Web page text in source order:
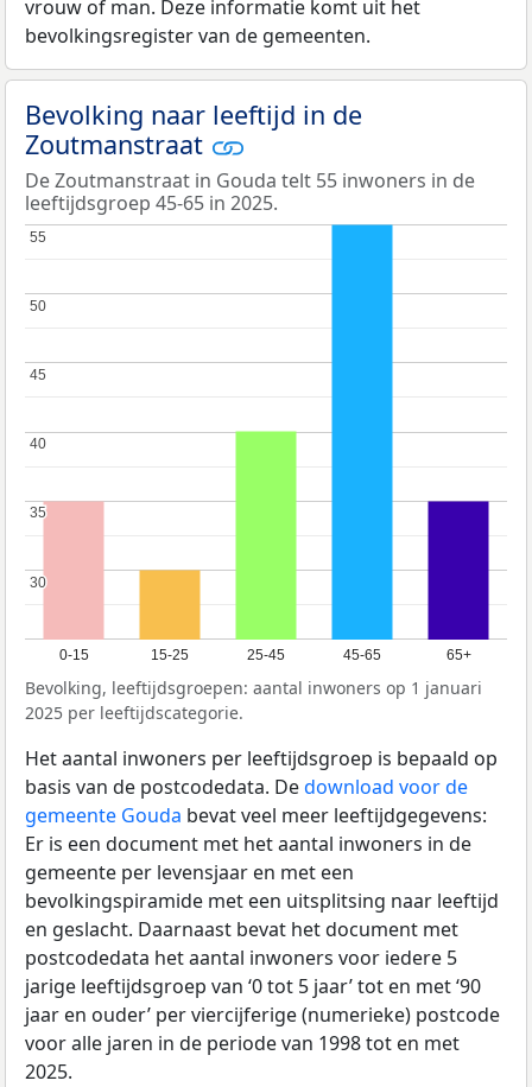
vrouw of man. Deze informatie komt uit het
bevolkingsregister van de gemeenten.
Bevolking naar leeftijd in de
Zoutmanstraat
De Zoutmanstraat in Gouda telt 55 inwoners in de
leeftijdsgroep 45-65 in 2025.
0-15 15-25 25-45 45-65 65+
30
30
35
35
40
40
45
45
50
50
55
55
Bevolking, leeftijdsgroepen: aantal inwoners op 1 januari
2025 per leeftijdscategorie.
Het aantal inwoners per leeftijdsgroep is bepaald op
basis van de postcodedata. Dedownload voor de
gemeente Gouda bevat veel meer leeftijdgegevens:
Er is een document met het aantal inwoners in de
gemeente per levensjaar en met een
bevolkingspiramide met een uitsplitsing naar leeftijd
en geslacht. Daarnaast bevat het document met
postcodedata het aantal inwoners voor iedere 5
jarige leeftijdsgroep van ‘0 tot 5 jaar’ tot en met ‘90
jaar en ouder’ per viercijferige (numerieke) postcode
voor alle jaren in de periode van 1998 tot en met
2025.